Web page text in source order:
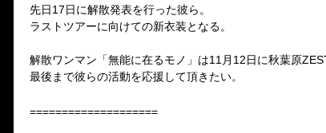
先日17日に解散発表を行った彼ら。
ラストツアーに向けての新衣装となる。
解散ワンマン「無能に在るモノ」は11月12日に秋葉原
最後まで彼らの活動を応援して頂きたい。
====================